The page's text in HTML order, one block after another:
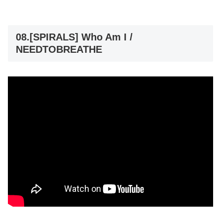
08.[SPIRALS] Who Am I /
NEEDTOBREATHE